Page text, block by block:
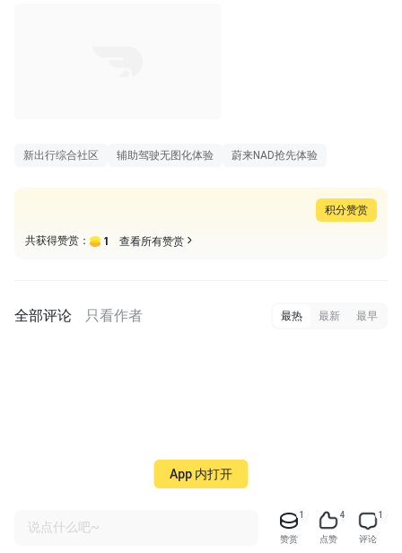
新出行综合社区 辅助驾驶无图化体验 蔚来NAD抢先体验
积分赞赏
共获得赞赏： 1 查看所有赞赏
全部评论 只看作者 最热 最新 最早
说点什么吧~
1
赞赏
4
点赞
1
评论
App 内打开